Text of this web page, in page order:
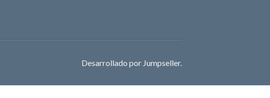
Desarrollado por Jumpseller.